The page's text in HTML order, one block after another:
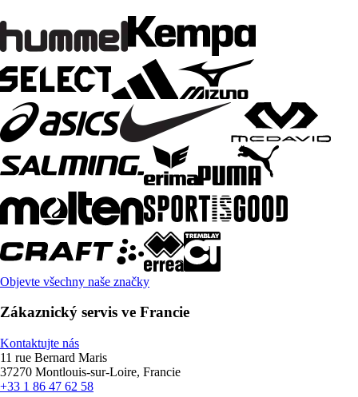
Objevte všechny naše značky
Zákaznický servis ve Francie
Kontaktujte nás
11 rue Bernard Maris
37270 Montlouis-sur-Loire, Francie
+33 1 86 47 62 58